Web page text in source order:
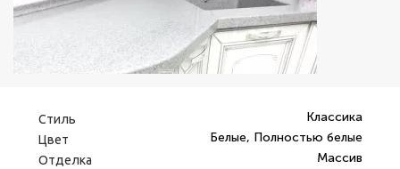
Стиль Классика
Цвет Белые, Полностью белые
Отделка Массив